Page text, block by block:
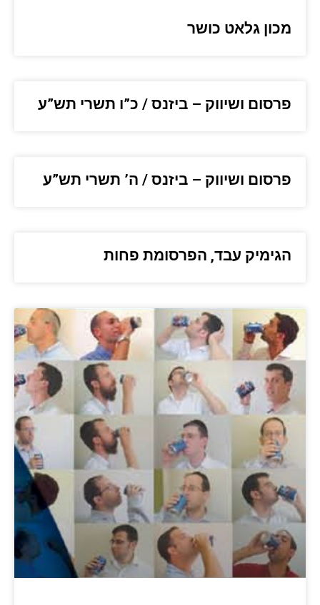
מכון גלאט כושר
פרסום ושיווק – ביזנס / כ”ו תשרי תש”ע
פרסום ושיווק – ביזנס / ה’ תשרי תש”ע
הגימיק עבד, הפרסומת פחות